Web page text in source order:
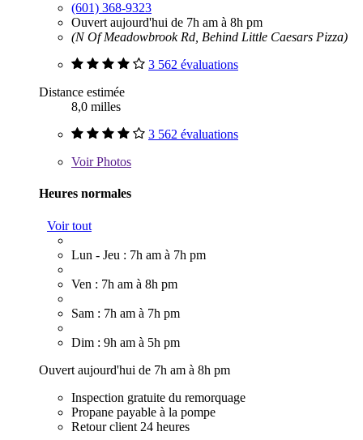
(601) 368-9323
Ouvert aujourd'hui de 7h am à 8h pm
(N Of Meadowbrook Rd, Behind Little Caesars Pizza)
3 562 évaluations
Distance estimée
8,0 milles
3 562 évaluations
VoirPhotos
Heures normales
Voir tout
Lun - Jeu : 7h am à 7h pm
Ven : 7h am à 8h pm
Sam : 7h am à 7h pm
Dim : 9h am à 5h pm
Ouvert aujourd'hui de 7h am à 8h pm
Inspection gratuite du remorquage
Propane payable à la pompe
Retour client 24 heures